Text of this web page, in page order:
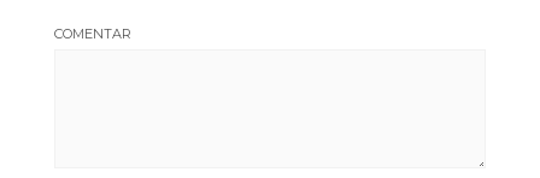
COMENTAR